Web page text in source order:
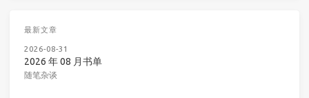
最新文章
2026-08-31
2026 年 08 月书单
随笔杂谈